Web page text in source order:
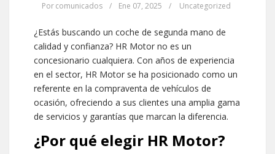
Por comunicados / Ene 07, 2025 / Uncategorized
¿Estás buscando un coche de segunda mano de
calidad y confianza? HR Motor no es un
concesionario cualquiera. Con años de experiencia
en el sector, HR Motor se ha posicionado como un
referente en la compraventa de vehículos de
ocasión, ofreciendo a sus clientes una amplia gama
de servicios y garantías que marcan la diferencia.
¿Por qué elegir HR Motor?